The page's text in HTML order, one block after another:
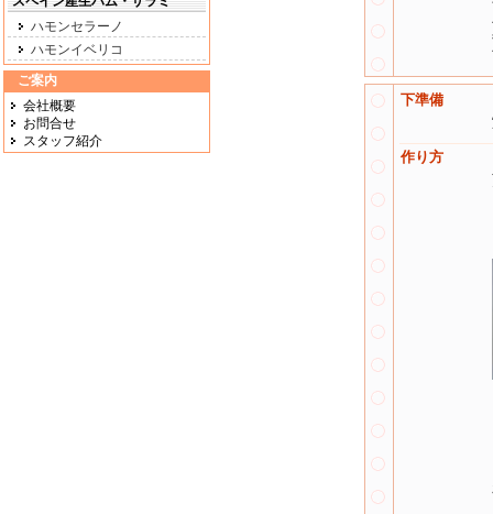
ハモンセラーノ
ハモンイベリコ
ご案内
会社概要
お問合せ
スタッフ紹介
下準備
作り方